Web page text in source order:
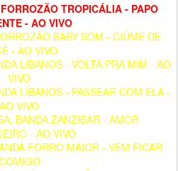
TROPICÁLIA - PAPO
- AO VIVO
BABY SOM - CIÚME DE
- AO VIVO
LÍBANOS - VOLTA PRA MIM - AO
VIVO
LÍBANOS - PASSEAR COM ELA -
AO VIVO
BANDA ZANZIBAR - AMOR
- AO VIVO
FORRO MAIOR - VEM FICAR